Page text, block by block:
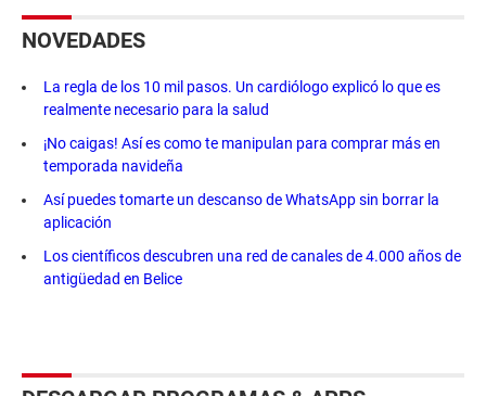
NOVEDADES
La regla de los 10 mil pasos. Un cardiólogo explicó lo que es
realmente necesario para la salud
¡No caigas! Así es como te manipulan para comprar más en
temporada navideña
Así puedes tomarte un descanso de WhatsApp sin borrar la
aplicación
Los científicos descubren una red de canales de 4.000 años de
antigüedad en Belice